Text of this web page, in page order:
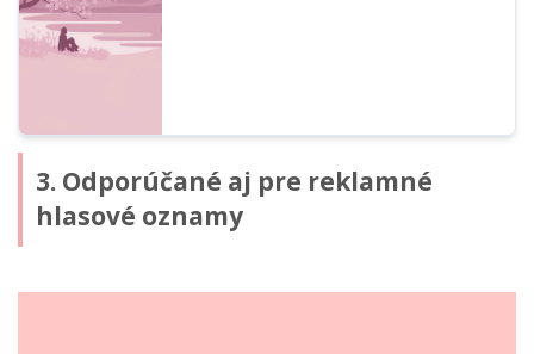
3. Odporúčané aj pre reklamné
hlasové oznamy